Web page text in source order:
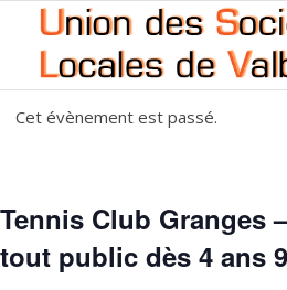
Cet évènement est passé.
Tennis Club Granges
tout public dès 4 ans